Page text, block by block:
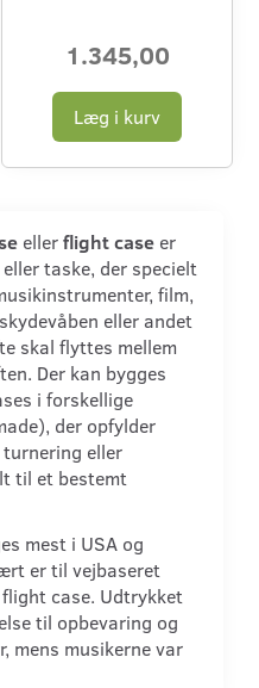
1.345,00
Læg i kurv
ellerflight case er
taske, der specielt
film,
eller andet
skal flyttes mellem
Der kan bygges
i forskellige
der opfylder
eller
til et bestemt
mest i USA og
er til vejbaseret
case. Udtrykket
til opbevaring og
mens musikerne var